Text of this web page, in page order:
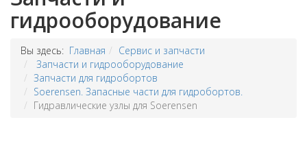
гидрооборудование
Вы здесь: Главная
Сервис и запчасти
Запчасти и гидрооборудование
Запчасти для гидробортов
Soerensen. Запасные части для гидробортов.
Гидравлические узлы для Soerensen